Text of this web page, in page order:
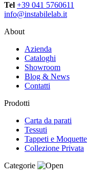
Tel +39 041 5760611
info@instabilelab.it
About
Azienda
Cataloghi
Showroom
Blog & News
Contatti
Prodotti
Carta da parati
Tessuti
Tappeti e Moquette
Collezione Privata
Categorie